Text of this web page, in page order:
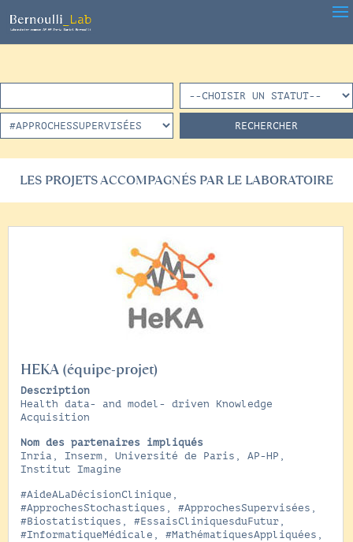
LES PROJETS ACCOMPAGNÉS PAR LE LABORATOIRE
HEKA (équipe-projet)
Description
Health data- and model- driven Knowledge
Acquisition
Nom des partenaires impliqués
Inria, Inserm, Université de Paris, AP-HP,
Institut Imagine
#AideALaDécisionClinique ,
#ApprochesStochastiques , #ApprochesSupervisées ,
#Biostatistiques , #EssaisCliniquesduFutur ,
#InformatiqueMédicale , #MathématiquesAppliquées ,